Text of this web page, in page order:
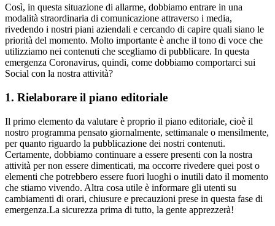
Così, in questa situazione di allarme, dobbiamo entrare in una
modalità straordinaria di comunicazione attraverso i media,
rivedendo i nostri piani aziendali e cercando di capire quali siano le
priorità del momento. Molto importante è anche il tono di voce che
utilizziamo nei contenuti che scegliamo di pubblicare. In questa
emergenza Coronavirus, quindi, come dobbiamo comportarci sui
Social con la nostra attività?
1. Rielaborare il piano editoriale
Il primo elemento da valutare è proprio il piano editoriale, cioè il
nostro programma pensato giornalmente, settimanale o mensilmente,
per quanto riguardo la pubblicazione dei nostri contenuti.
Certamente, dobbiamo continuare a essere presenti con la nostra
attività per non essere dimenticati, ma occorre rivedere quei post o
elementi che potrebbero essere fuori luoghi o inutili dato il momento
che stiamo vivendo. Altra cosa utile è informare gli utenti su
cambiamenti di orari, chiusure e precauzioni prese in questa fase di
emergenza.La sicurezza prima di tutto, la gente apprezzerà!